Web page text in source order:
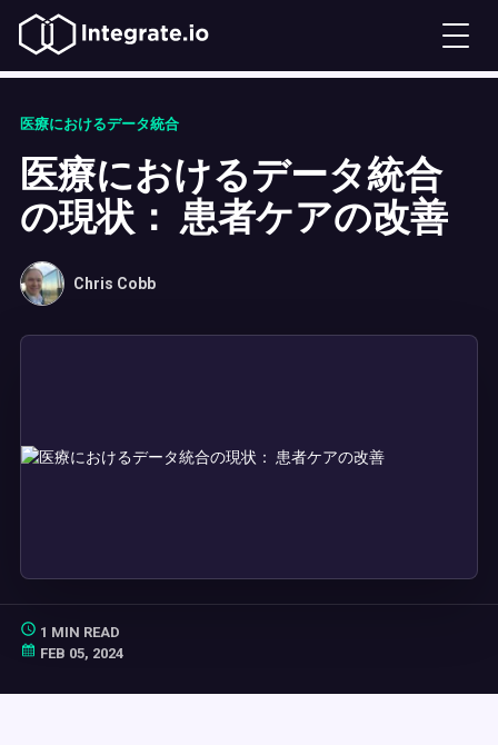
医療におけるデータ統合
医療におけるデータ統合
の現状： 患者ケアの改善
Chris Cobb
1 MIN READ
FEB 05, 2024